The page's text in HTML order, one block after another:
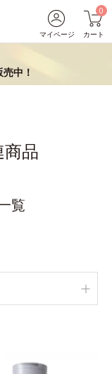
マイページ
0
カート
中！
品
覧